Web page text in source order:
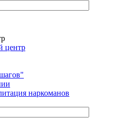
центр
наркоманов